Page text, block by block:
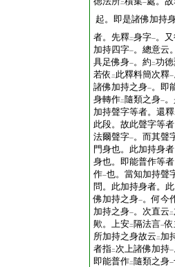
二 一
起。即是諸佛加持
者。先釋二身字一。
加持四字一。總意云
具足佛身一。約 二功
若依 二 此釋料簡次釋一
諸佛加持之身一。即
身轉作二 隨類之身一
加持聲字等者。還釋
此段。故此聲字等
法爾聲字一。而其聲
門身也。此加持身
身也。即能普作等
作一也。當知加持聲
問。此加持身者。
佛加持之身一。何今
加持之身一。次直云 二
歟。上安二 隔法言一
所加持之身故云 二 加
者指二次上諸佛加持一
即能普作二 隨類之身一